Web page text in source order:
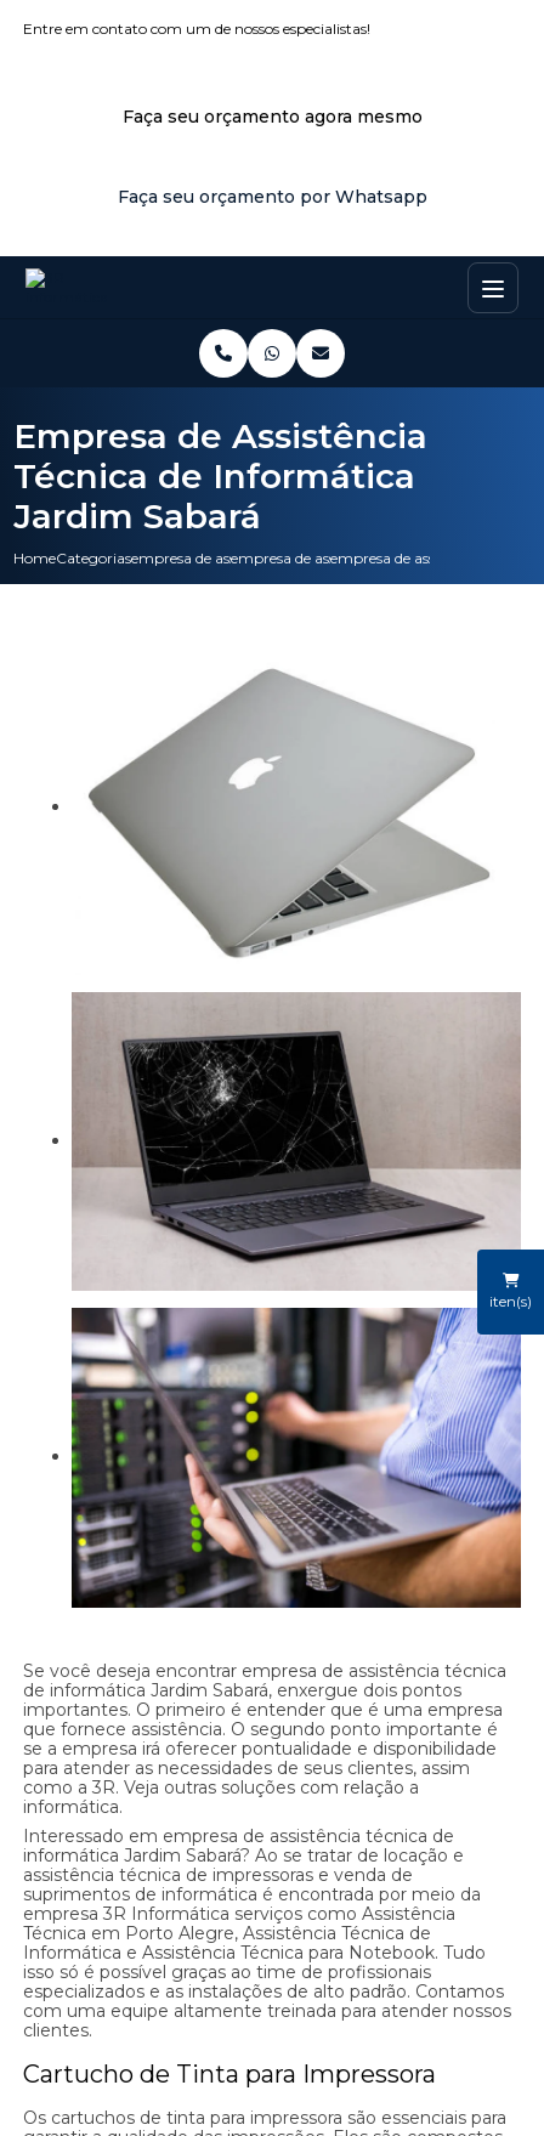
Entre em contato com um de nossos especialistas!
Faça seu orçamento agora mesmo
Faça seu orçamento por Whatsapp
iten(s)
HomeCategoriasempresa de assistencia tecnica
empresa de assistencia tecnica para
empresa de assistencia
Empresa de Assistência
Técnica de Informática
Jardim Sabará
Se você deseja encontrar empresa de assistência técnica
de informática Jardim Sabará, enxergue dois pontos
importantes. O primeiro é entender que é uma empresa
que fornece assistência. O segundo ponto importante é
se a empresa irá oferecer pontualidade e disponibilidade
para atender as necessidades de seus clientes, assim
como a 3R. Veja outras soluções com relação a
informática.
Interessado em empresa de assistência técnica de
informática Jardim Sabará? Ao se tratar de locação e
assistência técnica de impressoras e venda de
suprimentos de informática é encontrada por meio da
empresa 3R Informática serviços como Assistência
Técnica em Porto Alegre, Assistência Técnica de
Informática e Assistência Técnica para Notebook. Tudo
isso só é possível graças ao time de profissionais
especializados e as instalações de alto padrão. Contamos
com uma equipe altamente treinada para atender nossos
clientes.
Cartucho de Tinta para Impressora
Os cartuchos de tinta para impressora são essenciais para